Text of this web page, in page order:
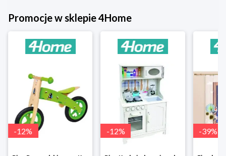
Promocje w sklepie 4Home
-12% -12% -39%